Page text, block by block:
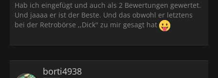
Hab ich eingefügt und auch als 2 Bewertungen gewertet.
Und jaaaa er ist der Beste. Und das obwohl er letztens
bei der Retrobörse ,,Dick'' zu mir gesagt hat
borti4938